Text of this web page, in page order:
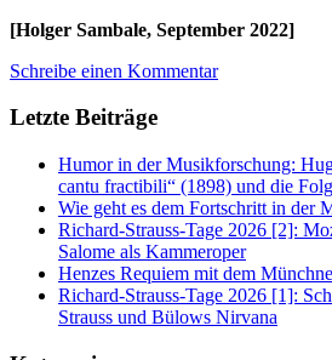
[Holger Sambale, September 2022]
Schreibe einen Kommentar
Letzte Beiträge
Humor in der Musikforschung:
cantu fractibili“ (1898) und die
Wie geht es dem Fortschritt in der
Richard-Strauss-Tage 2026 [2]:
Salome als Kammeroper
Henzes Requiem mit dem
Richard-Strauss-Tage 2026 [1]:
Strauss und Bülows Nirvana